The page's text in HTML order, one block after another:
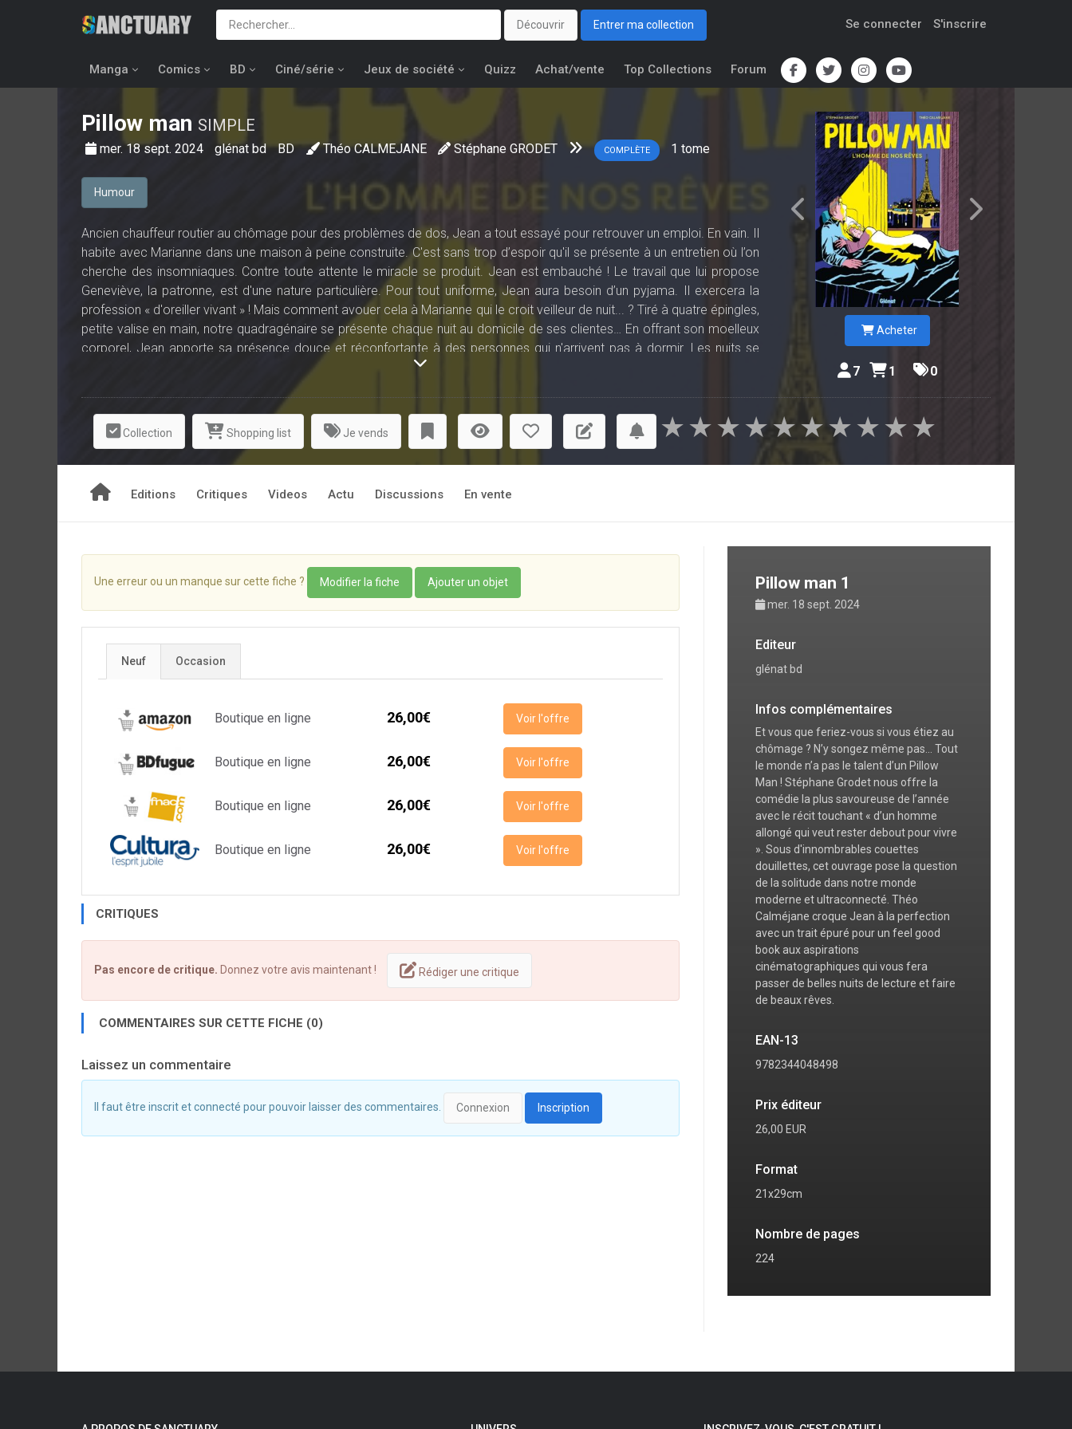
Découvrir Entrer ma collection Se connecter S'inscrire
Manga Comics BD Ciné/série Jeux de société Quizz Achat/vente Top Collections Forum
Pillow man SIMPLE
mer. 18 sept. 2024 glénat bd BD Théo CALMEJANE Stéphane GRODET COMPLÈTE 1 tome
Humour
Ancien chauffeur routier au chômage pour des problèmes de dos, Jean a tout essayé pour retrouver un emploi. En vain. Il
habite avec Marianne dans une maison à peine construite. C'est sans trop d’espoir qu'il se présente à un entretien où l’on
cherche des insomniaques. Contre toute attente le miracle se produit. Jean est embauché ! Le travail que lui propose
Geneviève, la patronne, est d'une nature particulière. Pour tout uniforme, Jean aura besoin d’un pyjama. Il exercera la
profession « d'oreiller vivant » ! Mais comment avouer cela à Marianne qui le croit veilleur de nuit... ? Tiré à quatre épingles,
petite valise en main, notre quadragénaire se présente chaque nuit au domicile de ses clientes… En offrant son moelleux
corporel, Jean apporte sa présence douce et réconfortante à des personnes qui n'arrivent pas à dormir. Les nuits se
succèdent. Jean se révèle à travers ce métier insolite. Lui qui n’aimait pas son corps, lourd et inactif, retrouve confiance.
Il se reconstruit en faisant littéralement don de soi, chastement, et de ses nuits. En aidant les autres à aller mieux. Il
devient fier de ce qu’il est, monte même en grade pour devenir le premier Pillow Man Premium de l'Histoire ! Un autre
monde s’ouvre encore à lui. Le train de vie du ménage s’améliore sensiblement. Mais quand Marianne découvre la
véritable nature du travail de son homme, c’est tout l’équilibre du couple qui vacille. Entre incompréhension et prises de
tête, Jean devra faire un choix…
Acheter
7 1 0
Collection Shopping list Je vends ★
★
★
★
★
★
★
★
★
★
Editions Critiques Videos Actu Discussions En vente
Une erreur ou un manque sur cette fiche ? Modifier la fiche Ajouter un objet
Neuf Occasion
Boutique en ligne 26,00€ Voir l'offre
Boutique en ligne 26,00€ Voir l'offre
Boutique en ligne 26,00€ Voir l'offre
Boutique en ligne 26,00€ Voir l'offre
CRITIQUES
Pas encore de critique. Donnez votre avis maintenant ! Rédiger une critique
COMMENTAIRES SUR CETTE FICHE (0)
Laissez un commentaire
Il faut être inscrit et connecté pour pouvoir laisser des commentaires. Connexion Inscription
Pillow man 1
mer. 18 sept. 2024
Editeur
glénat bd
Infos complémentaires
Et vous que feriez-vous si vous étiez au
chômage ? N’y songez même pas... Tout
le monde n’a pas le talent d’un Pillow
Man ! Stéphane Grodet nous offre la
comédie la plus savoureuse de l’année
avec le récit touchant « d’un homme
allongé qui veut rester debout pour vivre
». Sous d'innombrables couettes
douillettes, cet ouvrage pose la question
de la solitude dans notre monde
moderne et ultraconnecté. Théo
Calméjane croque Jean à la perfection
avec un trait épuré pour un feel good
book aux aspirations
cinématographiques qui vous fera
passer de belles nuits de lecture et faire
de beaux rêves.
EAN-13
9782344048498
Prix éditeur
26,00 EUR
Format
21x29cm
Nombre de pages
224